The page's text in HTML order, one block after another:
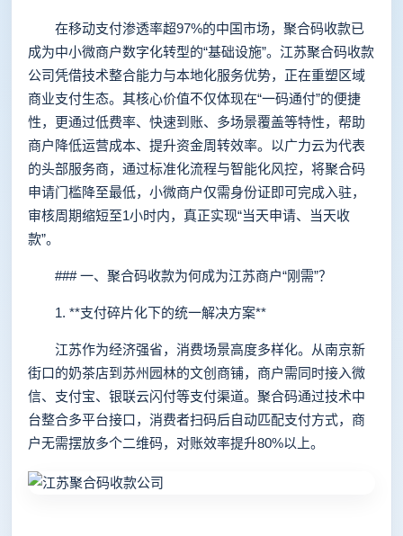
在移动支付渗透率超97%的中国市场，聚合码收款已
成为中小微商户数字化转型的“基础设施”。江苏聚合码收款
公司凭借技术整合能力与本地化服务优势，正在重塑区域
商业支付生态。其核心价值不仅体现在“一码通付”的便捷
性，更通过低费率、快速到账、多场景覆盖等特性，帮助
商户降低运营成本、提升资金周转效率。以广力云为代表
的头部服务商，通过标准化流程与智能化风控，将聚合码
申请门槛降至最低，小微商户仅需身份证即可完成入驻，
审核周期缩短至1小时内，真正实现“当天申请、当天收
款”。
### 一、聚合码收款为何成为江苏商户“刚需”？
1. **支付碎片化下的统一解决方案**
江苏作为经济强省，消费场景高度多样化。从南京新
街口的奶茶店到苏州园林的文创商铺，商户需同时接入微
信、支付宝、银联云闪付等支付渠道。聚合码通过技术中
台整合多平台接口，消费者扫码后自动匹配支付方式，商
户无需摆放多个二维码，对账效率提升80%以上。